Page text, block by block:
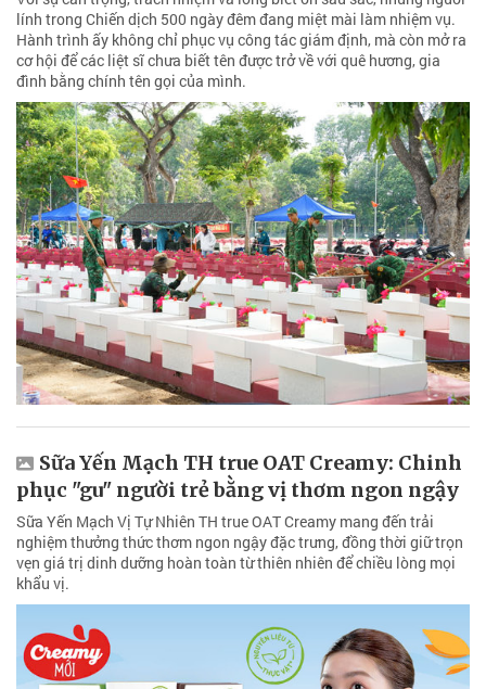
lính trong Chiến dịch 500 ngày đêm đang miệt mài làm nhiệm vụ.
Hành trình ấy không chỉ phục vụ công tác giám định, mà còn mở ra
cơ hội để các liệt sĩ chưa biết tên được trở về với quê hương, gia
đình bằng chính tên gọi của mình.
Sữa Yến Mạch TH true OAT Creamy: Chinh
phục "gu" người trẻ bằng vị thơm ngon ngậy
Sữa Yến Mạch Vị Tự Nhiên TH true OAT Creamy mang đến trải
nghiệm thưởng thức thơm ngon ngậy đặc trưng, đồng thời giữ trọn
vẹn giá trị dinh dưỡng hoàn toàn từ thiên nhiên để chiều lòng mọi
khẩu vị.